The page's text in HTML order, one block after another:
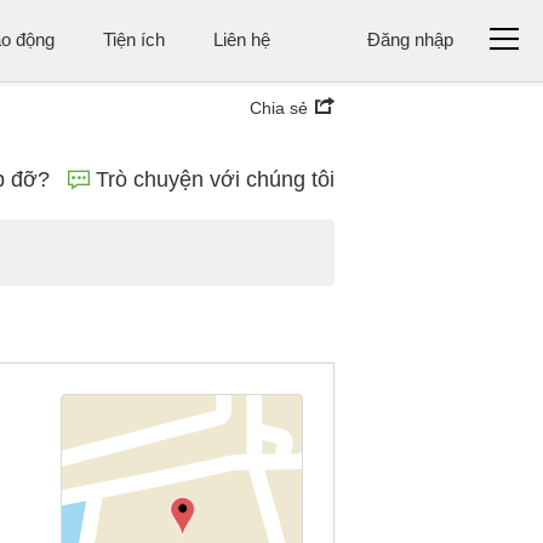
động Tiện ích Liên hệ Đăng nhập
Chia sẻ
đỡ? Trò chuyện với chúng tôi